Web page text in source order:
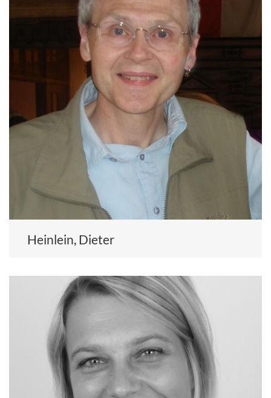
Heinlein, Dieter